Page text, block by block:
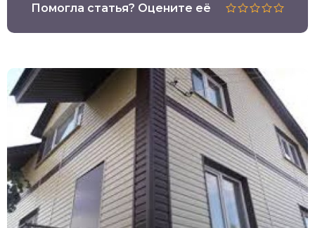
Помогла статья? Оцените её